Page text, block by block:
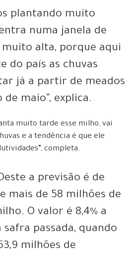
plantando muito
numa janela de
alta, porque aqui
do país as chuvas
já a partir de meados
maio”, explica.
muito tarde esse milho, vai
e a tendência é que ele
completa.
a previsão é de
mais de 58 milhões de
O valor é 8,4% a
safra passada, quando
milhões de